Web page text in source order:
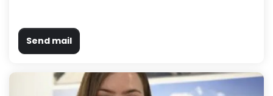
Send mail